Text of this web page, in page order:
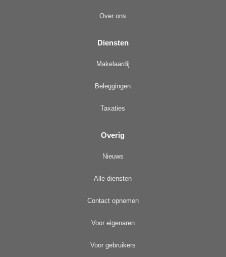
Over ons
Diensten
Makelaardij
Beleggingen
Taxaties
Overig
Nieuws
Alle diensten
Contact opnemen
Voor eigenaren
Voor gebruikers